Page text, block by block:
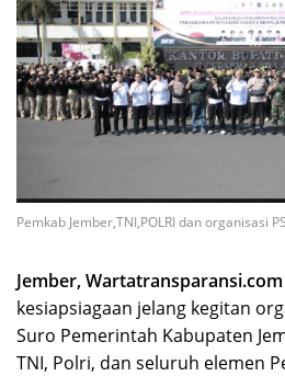
Pemkab Jember,TNI,POLRI dan organisasi
Jember, Wartatransparansi.com
kesiapsiagaan jelang kegitan
Suro Pemerintah Kabupaten
TNI, Polri, dan seluruh elemen